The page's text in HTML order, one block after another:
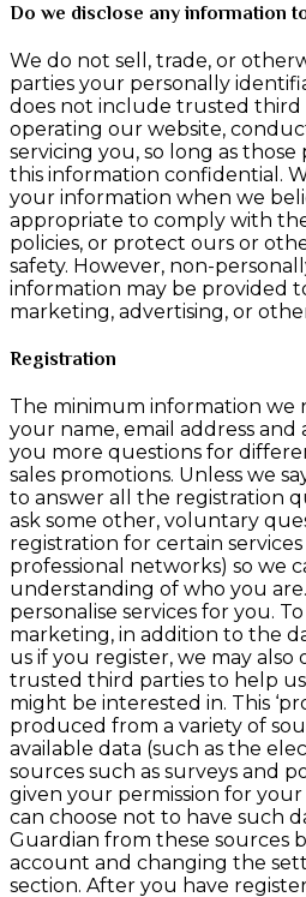
Do we disclose any information
We do not sell, trade, or
parties your personally
does not include trusted third
operating our website,
servicing you, so long as
this information confidential.
your information when we
appropriate to comply with
policies, or protect ours or
safety. However, non-
information may be provided
marketing, advertising, or
Registration
The minimum information we
your name, email address and
you more questions for
sales promotions. Unless we
to answer all the registration
ask some other, voluntary
registration for certain
professional networks) so we
understanding of who you
personalise services for you.
marketing, in addition to the
us if you register, we may also
trusted third parties to help
might be interested in. This
produced from a variety of
available data (such as the
sources such as surveys and
given your permission for your
can choose not to have such
Guardian from these sources
account and changing the
section. After you have